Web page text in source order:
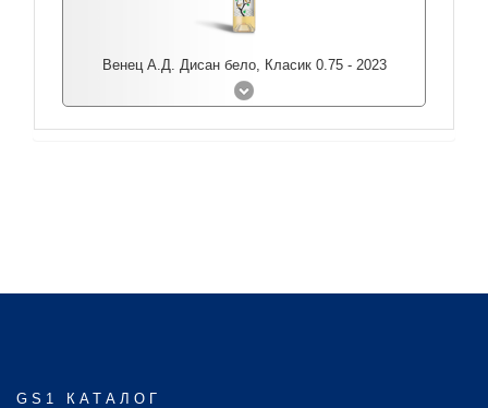
Венец А.Д. Дисан бело, Класик 0.75 - 2023
GS1 КАТАЛОГ